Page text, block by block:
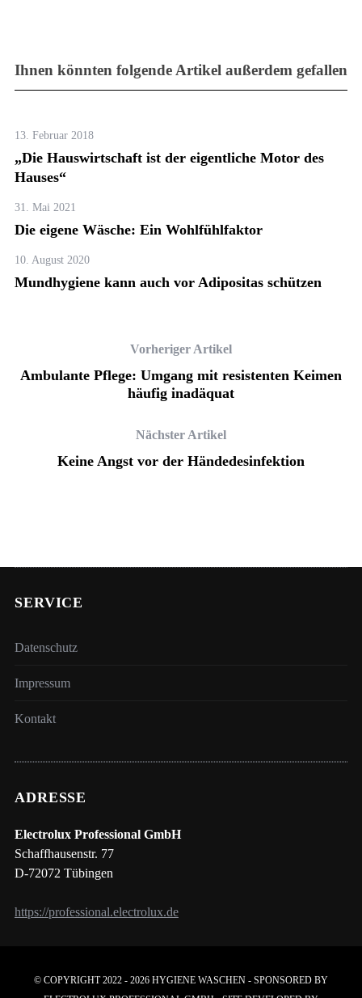
Ihnen könnten folgende Artikel außerdem gefallen
13. Februar 2018
„Die Hauswirtschaft ist der eigentliche Motor des
Hauses“
31. Mai 2021
Die eigene Wäsche: Ein Wohlfühlfaktor
10. August 2020
Mundhygiene kann auch vor Adipositas schützen
Vorheriger Artikel
Ambulante Pflege: Umgang mit resistenten Keimen
häufig inadäquat
Nächster Artikel
Keine Angst vor der Händedesinfektion
SERVICE
Datenschutz
Impressum
Kontakt
ADRESSE
Electrolux Professional GmbH
Schaffhausenstr. 77
D-72072 Tübingen
https://professional.electrolux.de
© COPYRIGHT 2022 - 2026 HYGIENE WASCHEN - SPONSORED BY